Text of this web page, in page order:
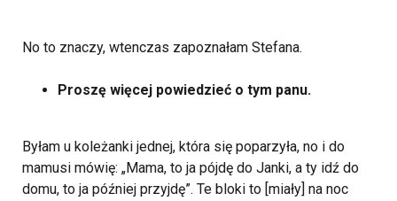
No to znaczy, wtenczas zapoznałam Stefana.
Proszę więcej powiedzieć o tym panu.
Byłam u koleżanki jednej, która się poparzyła, no i do
mamusi mówię: „Mama, to ja pójdę do Janki, a ty idź do
domu, to ja później przyjdę”. Te bloki to [miały] na noc